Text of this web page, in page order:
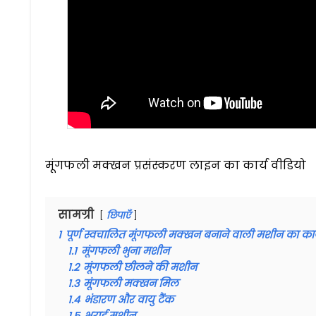
मूंगफली मक्खन प्रसंस्करण लाइन का कार्य वीडियो
सामग्री छिपाएँ
1 पूर्ण स्वचालित मूंगफली मक्खन बनाने वाली मशीन का
1.1 मूंगफली भुना मशीन
1.2 मूंगफली छीलने की मशीन
1.3 मूंगफली मक्खन मिल
1.4 भंडारण और वायु टैंक